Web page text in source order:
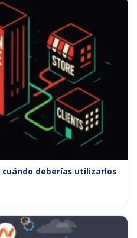
cuándo deberías utilizarlos